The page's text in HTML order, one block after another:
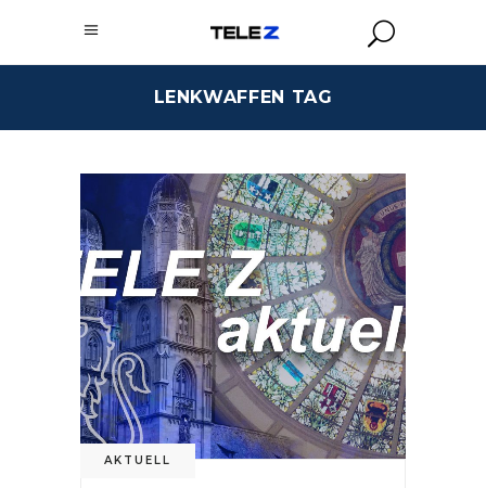
LENKWAFFEN TAG
AKTUELL